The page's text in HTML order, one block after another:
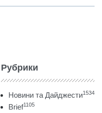
Рубрики
Новини та Дайджести1534
Brief1105